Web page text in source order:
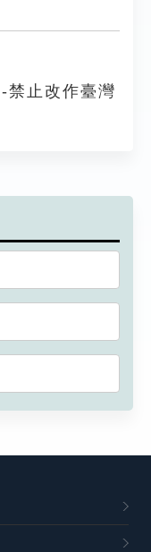
禁止改作臺灣